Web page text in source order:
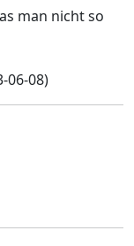
man nicht so
06-08)